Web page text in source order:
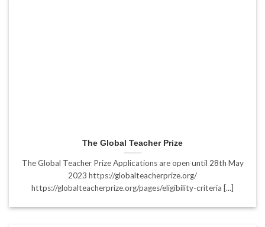
The Global Teacher Prize
The Global Teacher Prize Applications are open until 28th May
2023 https://globalteacherprize.org/
https://globalteacherprize.org/pages/eligibility-criteria [...]